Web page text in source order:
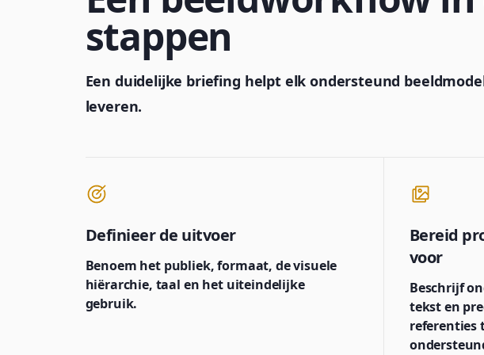
stappen
Een duidelijke briefing helpt elk ondersteund
leveren.
Definieer de uitvoer
Benoem het publiek, formaat, de visuele
hiërarchie, taal en het uiteindelijke
gebruik.
Bereid
voor
Beschrijf
tekst en
referenties